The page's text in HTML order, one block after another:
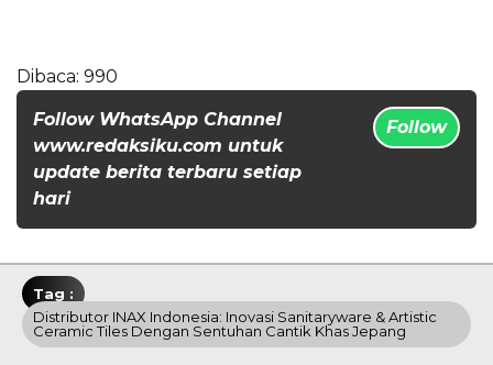
Dibaca: 990
Follow WhatsApp Channel
www.redaksiku.com untuk
update berita terbaru setiap
hari
Follow
Tag :
Distributor INAX Indonesia: Inovasi Sanitaryware & Artistic
Ceramic Tiles Dengan Sentuhan Cantik Khas Jepang